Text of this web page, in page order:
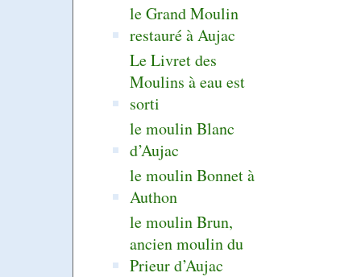
le Grand Moulin
restauré à Aujac
Le Livret des
Moulins à eau est
sorti
le moulin Blanc
d’Aujac
le moulin Bonnet à
Authon
le moulin Brun,
ancien moulin du
Prieur d’Aujac